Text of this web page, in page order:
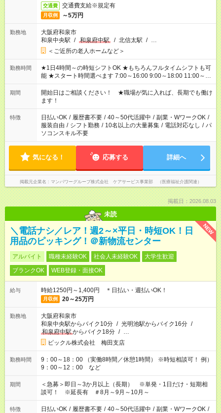
交通費 交通費支給※規定有
月収例 ～5万円
勤務地
大阪府和泉市
和泉中央駅 / 和泉府中駅 / 北信太駅 / …
＜ご近所の老人ホームなど＞
勤務時間
★1日4時間～の時短シフトOK ★もちろんフルタイムシフトも可
能 ★スタート時間選べます 7:00～16:00 9:00～18:00 11:00～
20:00 など 残業なし！ ※Wワークの場合、他のお仕事と合わせ
週40時間超の就業はご案内できません ※法令に基づき、週20時
間以上勤務は社会保険への加入対象となります ※労働者派遣法
（日雇い派遣の原則禁止）により、短時間・短期間の就業はご
案内が難しい場合があります
期間
開始日はご相談ください！ ★職場が気に入れば、長期でも働け
ます！
特徴 日払いOK / 履歴書不要 / 40～50代活躍中 / 副業・WワークOK /
服装自由 / シフト勤務 / 10名以上の大量募集 / 電話対応なし / パ
ソコンスキル不要
気になる！ 応募する 詳細へ
掲載元企業名 マンパワーグループ株式会社 ケアサービス事業部 （医療福祉介護関連）
掲載日：2026.08.03
未読
NEW
＼電話ナシ／レア！週2～×平日・時短OK！日
用品のピッキング！＠新物流センター
アルバイト 職種未経験OK 社会人未経験OK
大学生歓迎
ブランクOK
WEB登録・面接OK
給与 時給1250円～1,400円 ＊日払い・週払いOK！
月収例 20～25万円
勤務地
大阪府和泉市
和泉中央駅からバイク10分 / 光明池駅からバイク16分 /
和泉府中駅からバイク18分 / …
ピックル株式会社 梅田支店
勤務時間
9：00～18：00 （実働8時間／休憩1時間） ※時短相談可！ 例）
9：00～12：00 など
期間
＜急募＞即日～3か月以上（長期） ※単発・1日だけ・短期相
談可！ ※延長有 ＃8月～9月～10月～
特徴 日払いOK / 履歴書不要 / 40～50代活躍中 / 副業・WワークOK /